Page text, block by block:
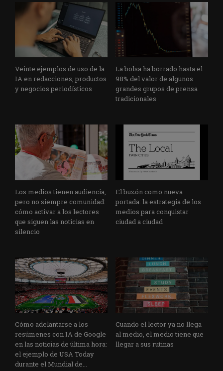
Veinte ejemplos de uso de la
IA en redacciones, productos
y negocios periodísticos
La bolsa ha borrado hasta el
98% del valor de algunos
grandes grupos de prensa
tradicionales
Los medios tienen audiencia,
pero no siempre comunidad:
cómo activar a los lectores
que siguen las noticias en
silencio
El buzón como nueva
portada: la estrategia de los
medios para conquistar
ciudad a ciudad
Cómo adelantarse a los
resúmenes con IA de Google
en las noticias de última hora:
el ejemplo de USA Today
durante el Mundial de...
Cuando el lector ya no llega
al medio, el medio tiene que
llegar a sus rutinas